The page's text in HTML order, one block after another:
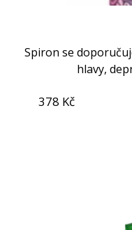
Spiron se
hlavy,
378 Kč